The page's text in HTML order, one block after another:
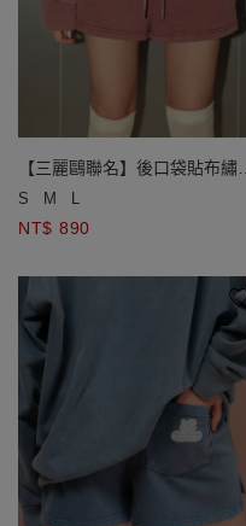
【三麗鷗聯名】後口袋貼布繡抽
繩鬆緊休閒短褲
S M L
NT$ 890